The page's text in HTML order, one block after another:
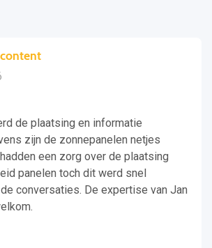
de plaatsing en informatie
zijn de zonnepanelen netjes
een zorg over de plaatsing
panelen toch dit werd snel
conversaties. De expertise van Jan